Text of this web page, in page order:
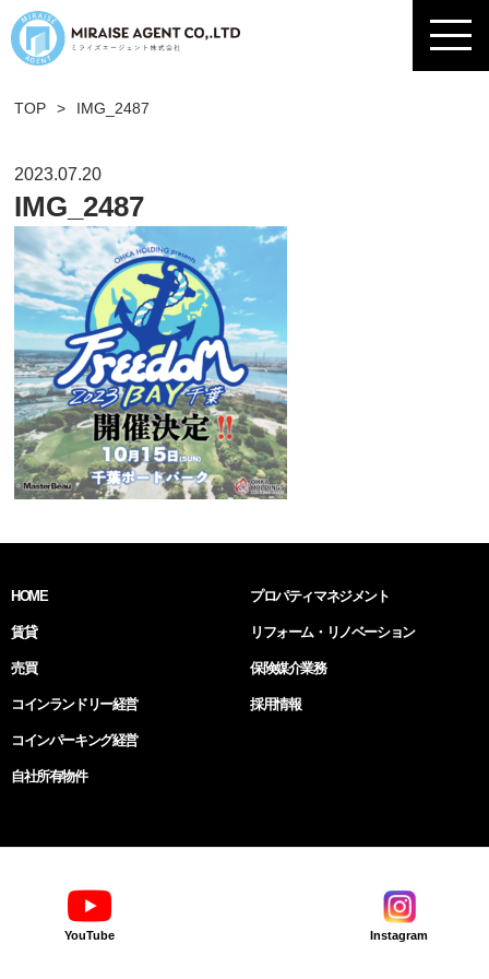
TOP > IMG_2487
2023.07.20
IMG_2487
HOME
賃貸
売買
プロパティマネジメント
リフォーム・リノベーション
保険媒介業務
コインランドリー経営
コインパーキング経営
自社所有物件
採用情報
YouTube Instagram